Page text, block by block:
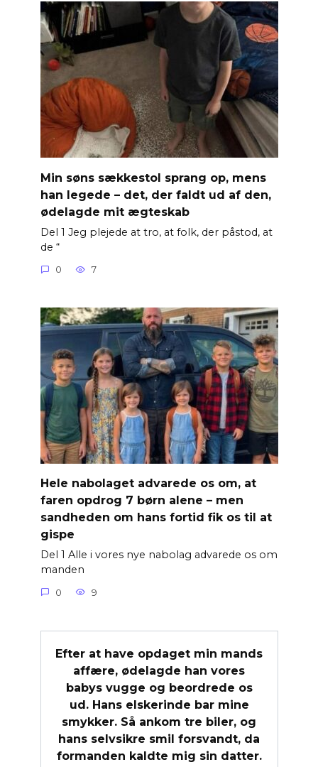
Min søns sækkestol sprang op, mens
han legede – det, der faldt ud af den,
ødelagde mit ægteskab
Del 1 Jeg plejede at tro, at folk, der påstod, at
de “
0 7
Hele nabolaget advarede os om, at
faren opdrog 7 børn alene – men
sandheden om hans fortid fik os til at
gispe
Del 1 Alle i vores nye nabolag advarede os om
manden
0 9
Efter at have opdaget min mands
affære, ødelagde han vores
babys vugge og beordrede os
ud. Hans elskerinde bar mine
smykker. Så ankom tre biler, og
hans selvsikre smil forsvandt, da
formanden kaldte mig sin datter.